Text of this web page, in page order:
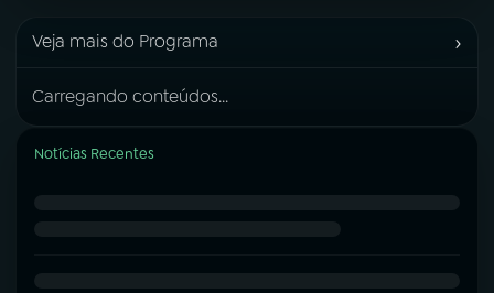
Veja mais do Programa ›
Carregando conteúdos...
Notícias Recentes